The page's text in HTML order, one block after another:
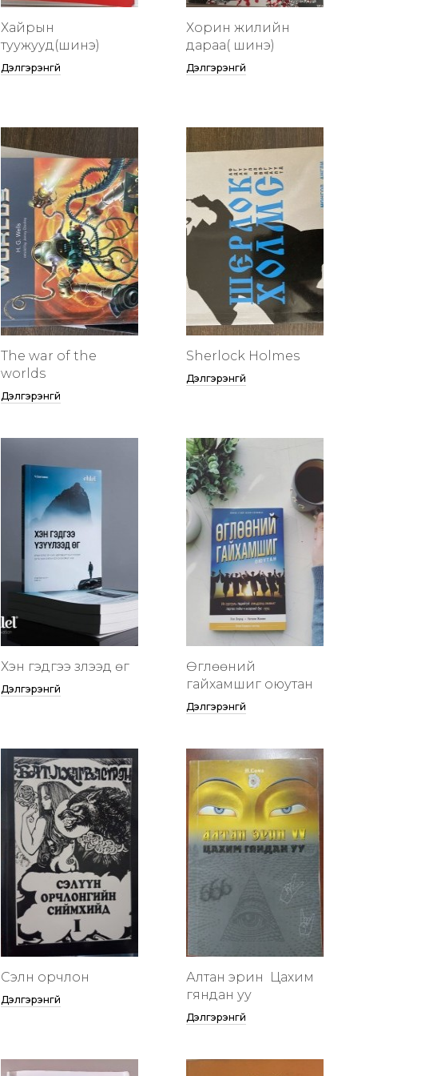
Хайрын
туужууд(шинэ)
Дэлгэрэнгүй
Хорин жилийн
дараа( шинэ)
Дэлгэрэнгүй
The war of the
worlds
Дэлгэрэнгүй
Sherlock Holmes
Дэлгэрэнгүй
Хэн гэдгээ үзүүлээд өг
Дэлгэрэнгүй
Өглөөний
гайхамшиг оюутан
Дэлгэрэнгүй
Сэлүүн орчлон
Дэлгэрэнгүй
Алтан эрин үү Цахим
гяндан уу
Дэлгэрэнгүй